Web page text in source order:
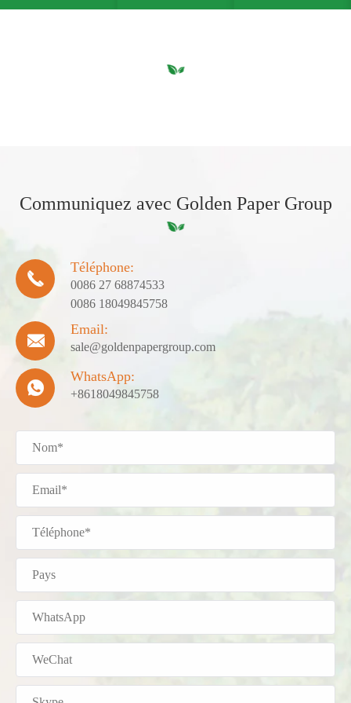
Communiquez avec Golden Paper Group

Téléphone:
0086 27 68874533
0086 18049845758

Email:
sale@goldenpapergroup.com

WhatsApp:
+8618049845758